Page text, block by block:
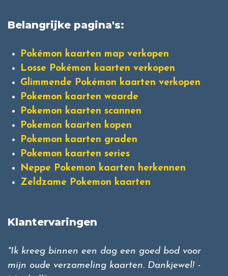
Belangrijke pagina's:
Pokémon kaarten map verkopen
Losse Pokémon kaarten verkopen
Glimmende Pokémon kaarten verkopen
Pokemon kaarten waarde
Pokemon kaarten scannen
Pokemon kaarten kopen
Pokemon kaarten graden
Pokemon kaarten series
Neppe Pokemon kaarten herkennen
Zeldzame Pokemon kaarten
Klantervaringen
"Ik kreeg binnen een dag een goed bod voor
mijn oude verzameling kaarten. Dankjewel! -